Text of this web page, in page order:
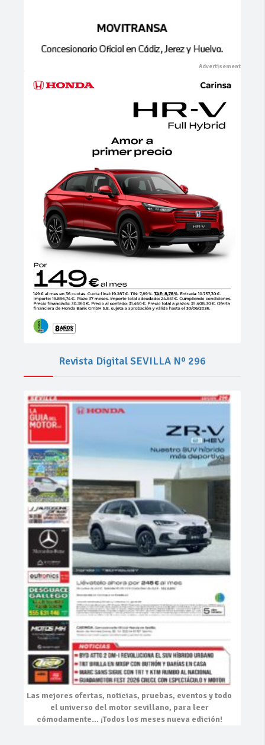
Revista Digital SEVILLA Nº 296
Las mejores ofertas, noticias, pruebas, eventosy todo
el universo del motor sevillano, para leer
cómodamente… ¡Todos los meses nueva edición!